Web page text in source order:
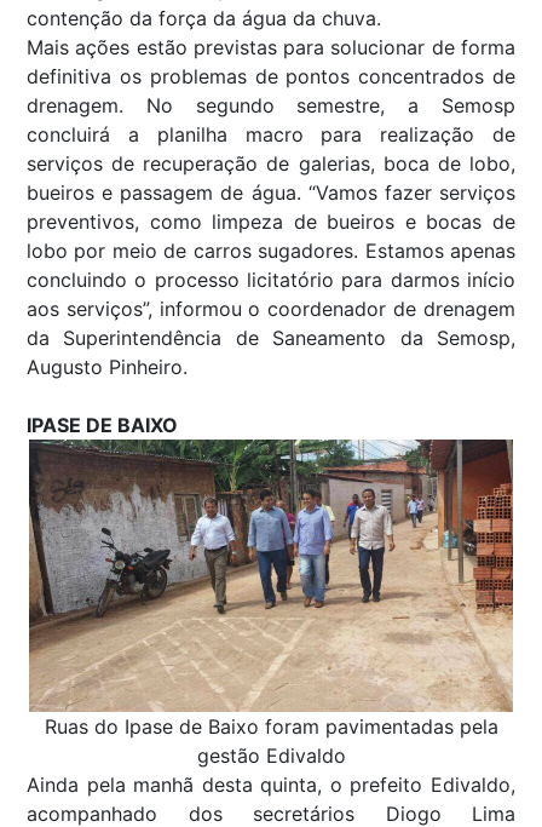
contenção da força da água da chuva.
Mais ações estão previstas para solucionar de forma
definitiva os problemas de pontos concentrados de
drenagem. No segundo semestre, a Semosp
concluirá a planilha macro para realização de
serviços de recuperação de galerias, boca de lobo,
bueiros e passagem de água. “Vamos fazer serviços
preventivos, como limpeza de bueiros e bocas de
lobo por meio de carros sugadores. Estamos apenas
concluindo o processo licitatório para darmos início
aos serviços”, informou o coordenador de drenagem
da Superintendência de Saneamento da Semosp,
Augusto Pinheiro.
IPASE DE BAIXO
Ruas do Ipase de Baixo foram pavimentadas pela
gestão Edivaldo
Ainda pela manhã desta quinta, o prefeito Edivaldo,
acompanhado dos secretários Diogo Lima